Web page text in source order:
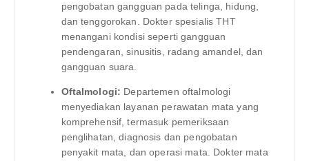
pengobatan gangguan pada telinga, hidung,
dan tenggorokan. Dokter spesialis THT
menangani kondisi seperti gangguan
pendengaran, sinusitis, radang amandel, dan
gangguan suara.
Oftalmologi: Departemen oftalmologi
menyediakan layanan perawatan mata yang
komprehensif, termasuk pemeriksaan
penglihatan, diagnosis dan pengobatan
penyakit mata, dan operasi mata. Dokter mata